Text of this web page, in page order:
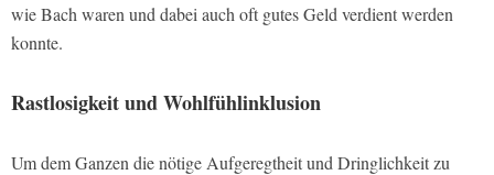
wie Bach waren und dabei auch oft gutes Geld verdient werden
konnte.
Rastlosigkeit und Wohlfühlinklusion
Um dem Ganzen die nötige Aufgeregtheit und Dringlichkeit zu